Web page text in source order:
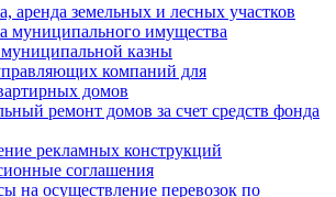
аренда земельных и лесных участков
муниципального имущества
казны
компаний для
домов
ремонт домов за счет средств фонда
рекламных конструкций
соглашения
на осуществление перевозок по